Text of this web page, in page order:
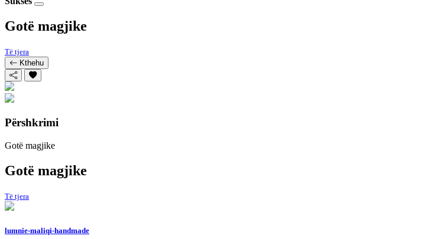
Gotë magjike
Të tjera
Kthehu
Përshkrimi
Gotë magjike
Gotë magjike
Të tjera
lumnie-maliqi-handmade